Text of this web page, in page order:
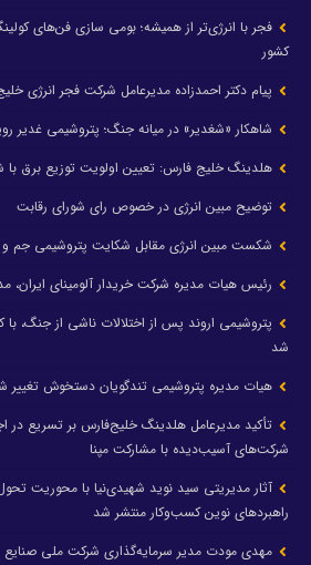
فجر با انرژی‌تر از همیشه؛ بومی سازی فن‌های
کشور
پیام دکتر احمدزاده مدیرعامل شرکت فجر انرژی
شاهکار «شغدیر» در میانه جنگ؛ پتروشیمی غدیر
هلدینگ خلیج فارس: تعیین اولویت توزیع برق
توضیح مبین انرژی در خصوص رای شورای رقابت
شکست مبین انرژی مقابل شکایت پتروشیمی جم و
رئیس هیات مدیره شرکت خریدار آلومینای ایران،
شد
هیات مدیره پتروشیمی تندگویان دستخوش تغییر
تأکید مدیرعامل هلدینگ خلیج‌فارس بر تسریع در
شرکت‌های آسیب‌دیده با مشارکت مپنا
آثار مدیریتی سید نوید شهیدی‌نیا با محوریت
راهبردهای نوین کسب‌وکار منتشر شد
مهدی مودت مدیر سرمایه‌گذاری شرکت ملی صنایع